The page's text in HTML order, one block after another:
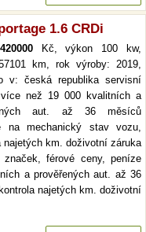
1.6 CRDi
420000Kč, výkon 100 kw,
km, rok výroby: 2019,
v: česká republika servisní
než 19 000 kvalitních a
aut. až 36 měsíců
na mechanický stav vozu,
najetých km. doživotní záruka
férové ceny, peníze
a prověřených aut. až 36
najetých km. doživotní